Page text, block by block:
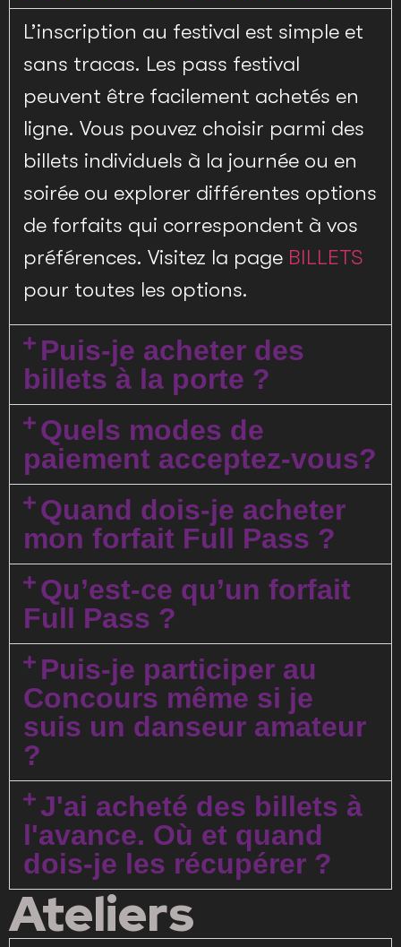
L’inscription au festival est simple et
sans tracas. Les pass festival
peuvent être facilement achetés en
ligne. Vous pouvez choisir parmi des
billets individuels à la journée ou en
soirée ou explorer différentes options
de forfaits qui correspondent à vos
préférences. Visitez la page BILLETS
pour toutes les options.
Puis-je acheter des
billets à la porte ?
Quels modes de
paiement acceptez-vous?
Quand dois-je acheter
mon forfait Full Pass ?
Qu’est-ce qu’un forfait
Full Pass ?
Puis-je participer au
Concours même si je
suis un danseur amateur
?
J'ai acheté des billets à
l'avance. Où et quand
dois-je les récupérer ?
Ateliers